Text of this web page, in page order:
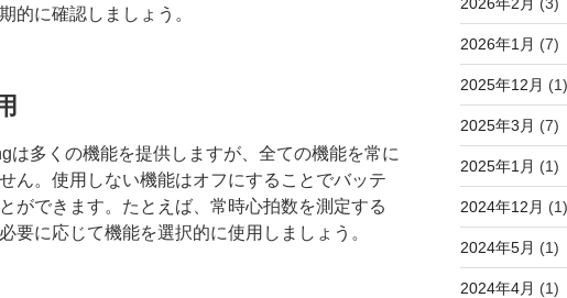
的に確認しましょう。
は多くの機能を提供しますが、全ての機能を常に
ん。使用しない機能はオフにすることでバッテ
ができます。たとえば、常時心拍数を測定する
要に応じて機能を選択的に使用しましょう。
2026年1月 (7)
2025年12月 (1)
2025年3月 (7)
2025年1月 (1)
2024年12月 (1)
2024年5月 (1)
2024年4月 (1)